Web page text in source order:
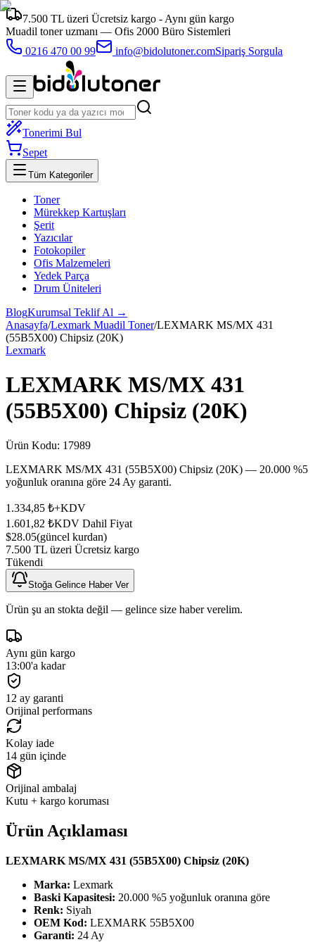
7.500 TL üzeri Ücretsiz kargo - Aynı gün kargo
Muadil toner uzmanı — Ofis 2000 Büro Sistemleri
0216 470 00 99
info@bidolutoner.comSipariş Sorgula
Tonerimi Bul
Sepet
Tüm Kategoriler
Toner
Mürekkep Kartuşları
Şerit
Yazıcılar
Fotokopiler
Ofis Malzemeleri
Yedek Parça
Drum Üniteleri
BlogKurumsal Teklif Al →
Anasayfa/Lexmark Muadil Toner/LEXMARK MS/MX 431
(55B5X00) Chipsiz (20K)
Lexmark
LEXMARK MS/MX 431
(55B5X00) Chipsiz (20K)
Ürün Kodu: 17989
LEXMARK MS/MX 431 (55B5X00) Chipsiz (20K) — 20.000 %5
yoğunluk oranına göre 24 Ay garanti.
1.334,85 ₺+KDV
1.601,82 ₺KDV Dahil Fiyat
$28.05(güncel kurdan)
7.500 TL üzeri Ücretsiz kargo
Tükendi
Stoğa Gelince Haber Ver
Ürün şu an stokta değil — gelince size haber verelim.
Aynı gün kargo
13:00'a kadar
12 ay garanti
Orijinal performans
Kolay iade
14 gün içinde
Orijinal ambalaj
Kutu + kargo koruması
Ürün Açıklaması
LEXMARK MS/MX 431 (55B5X00) Chipsiz (20K)
Marka: Lexmark
Baski Kapasitesi: 20.000 %5 yoğunluk oranına göre
Renk: Siyah
OEM Kod: LEXMARK 55B5X00
Garanti: 24 Ay